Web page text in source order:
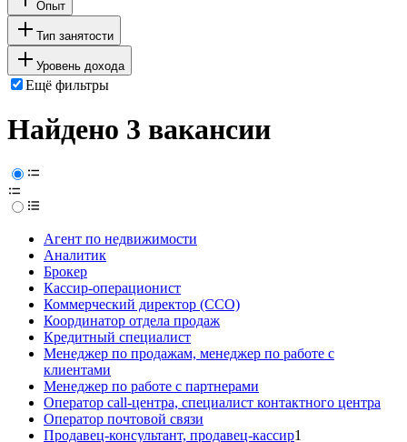
Опыт
Тип занятости
Уровень дохода
Ещё фильтры
Найдено 3 вакансии
Агент по недвижимости
Аналитик
Брокер
Кассир-операционист
Коммерческий директор (CCO)
Координатор отдела продаж
Кредитный специалист
Менеджер по продажам, менеджер по работе с
клиентами
Менеджер по работе с партнерами
Оператор call-центра, специалист контактного центра
Оператор почтовой связи
Продавец-консультант, продавец-кассир1